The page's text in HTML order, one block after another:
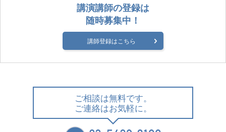
講演講師の登録は
随時募集中！
講師登録はこちら
ご相談は無料です。
ご連絡はお気軽に。